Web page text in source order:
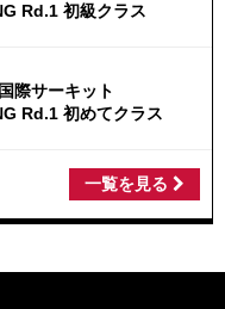
Rd.1 初級クラス
際サーキット
Rd.1 初めてクラス
一覧を見る